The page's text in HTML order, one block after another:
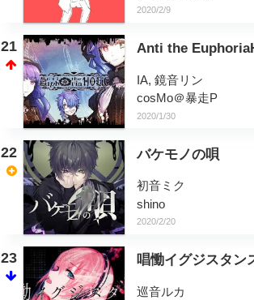
2020/2/9
21 Anti the
IA, 鏡音リン
cosMo＠暴走P
2020/1/30
22 バケモノの唄
初音ミク
shino
2020/2/20
23 唱慟イグジスタン
巡音ルカ